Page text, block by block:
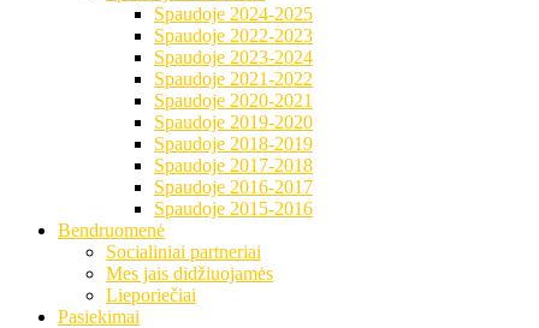
Spaudoje 2024-2025
Spaudoje 2022-2023
Spaudoje 2023-2024
Spaudoje 2021-2022
Spaudoje 2020-2021
Spaudoje 2019-2020
Spaudoje 2018-2019
Spaudoje 2017-2018
Spaudoje 2016-2017
Spaudoje 2015-2016
Bendruomenė
Socialiniai partneriai
Mes jais didžiuojamės
Lieporiečiai
Pasiekimai